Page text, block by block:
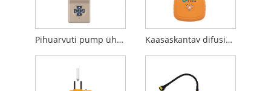
Pihuarvuti pump ühe gaasi detektor Kaasaskantav difusioongaasi detektor